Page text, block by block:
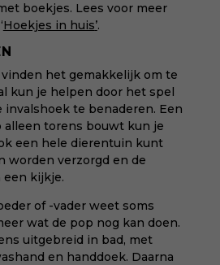
boekjes. Lees voor meer
Hoekjes in huis’.
het gemakkelijk om te
kun je helpen door het spel
te benaderen. Een
alleen torens bouwt kun je
een hele dierentuin kunt
worden verzorgd en de
een kijkje.
of -vader weet soms
wat de pop nog kan doen.
uitgebreid in bad, met
en handdoek. Daarna